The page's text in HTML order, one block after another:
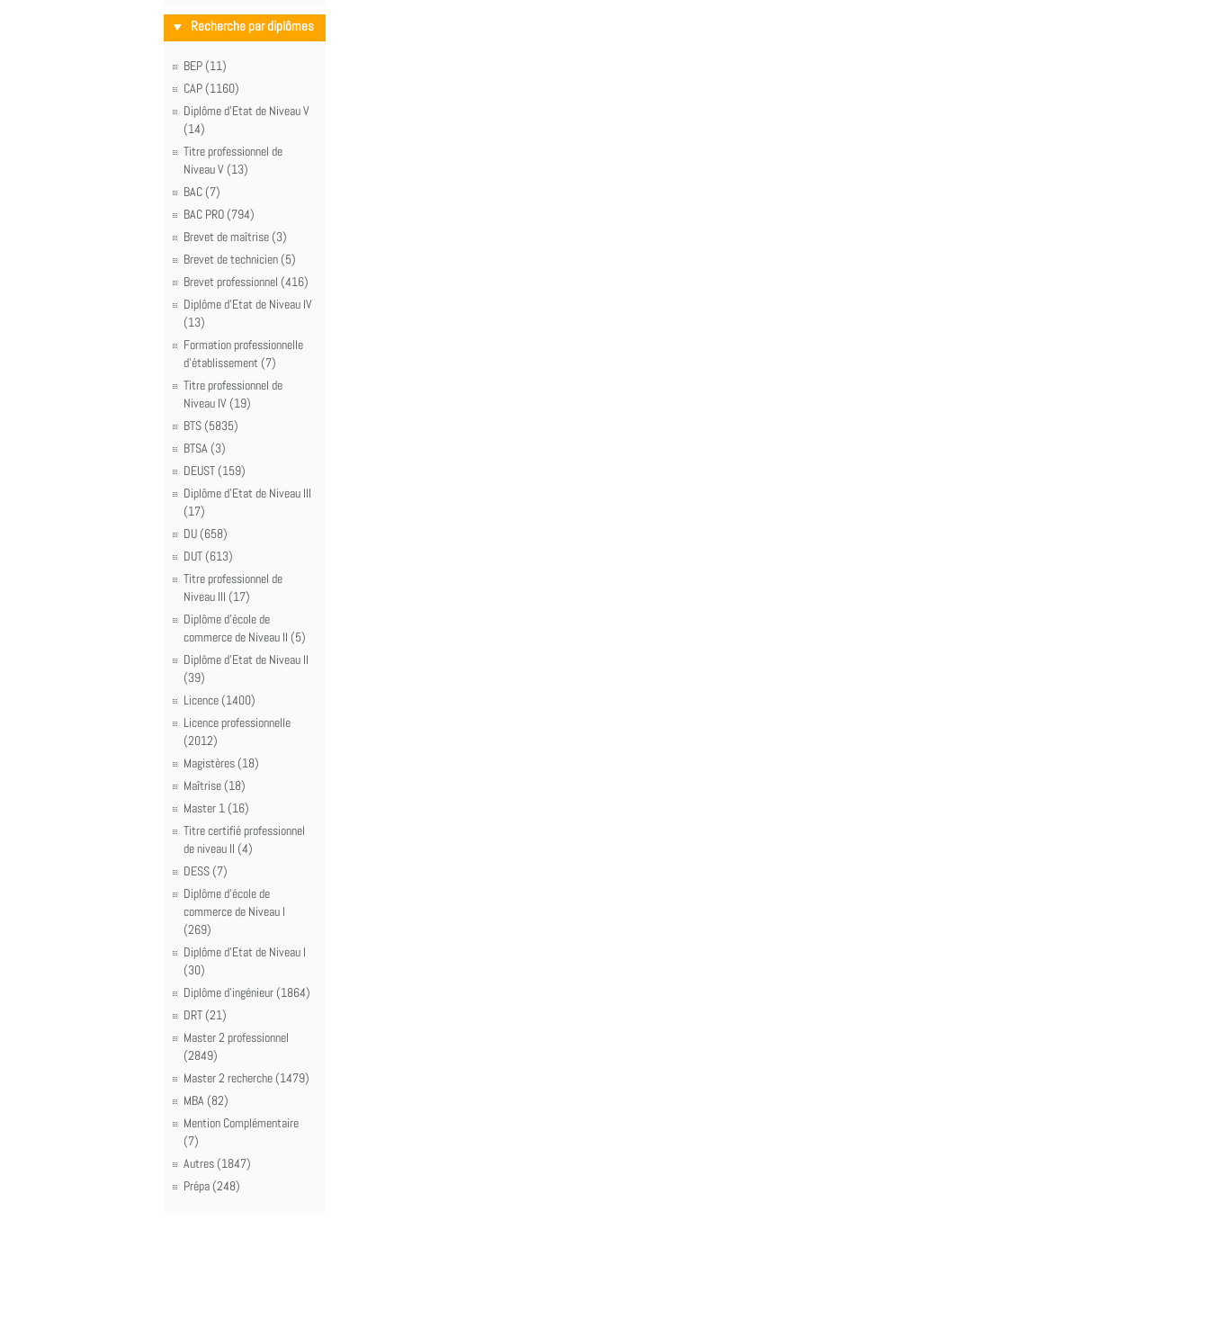
Recherche par diplômes
BEP (11)
CAP (1160)
Diplôme d'Etat de Niveau V
(14)
Titre professionnel de
Niveau V (13)
BAC (7)
BAC PRO (794)
Brevet de maîtrise (3)
Brevet de technicien (5)
Brevet professionnel (416)
Diplôme d'Etat de Niveau IV
(13)
Formation professionnelle
d'établissement (7)
Titre professionnel de
Niveau IV (19)
BTS (5835)
BTSA (3)
DEUST (159)
Diplôme d'Etat de Niveau III
(17)
DU (658)
DUT (613)
Titre professionnel de
Niveau III (17)
Diplôme d'école de
commerce de Niveau II (5)
Diplôme d'Etat de Niveau II
(39)
Licence (1400)
Licence professionnelle
(2012)
Magistères (18)
Maîtrise (18)
Master 1 (16)
Titre certifié professionnel
de niveau II (4)
DESS (7)
Diplôme d'école de
commerce de Niveau I
(269)
Diplôme d'Etat de Niveau I
(30)
Diplôme d'ingénieur (1864)
DRT (21)
Master 2 professionnel
(2849)
Master 2 recherche (1479)
MBA (82)
Mention Complémentaire
(7)
Autres (1847)
Prépa (248)